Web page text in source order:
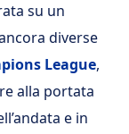
su un
diverse
League,
alla portata
e in